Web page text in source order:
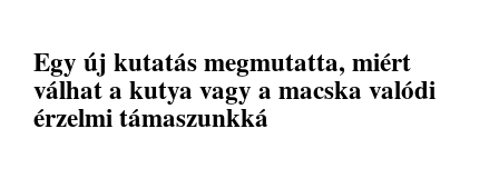
Egy új kutatás megmutatta, miért
válhat a kutya vagy a macska valódi
érzelmi támaszunkká